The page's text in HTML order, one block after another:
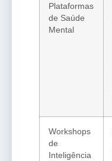
Plataformas
de Saúde
Mental
Workshops
de
Inteligência